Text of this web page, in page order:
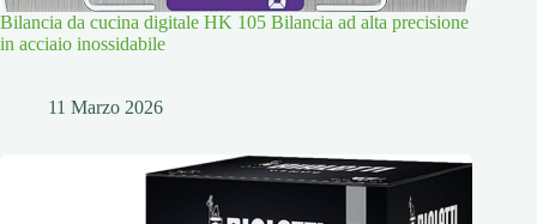
Bilancia da cucina digitale HK 105 Bilancia ad alta precisione
in acciaio inossidabile
11 Marzo 2026